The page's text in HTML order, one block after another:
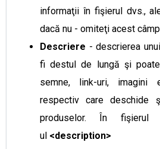
informaţii în fişierul dvs.,
dacă nu - omiteţi acest
Descriere - descrierea
fi destul de lungă şi
semne, link-uri, imagini
respectiv care deschide
produselor. În
ul <description>